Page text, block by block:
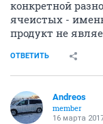
конкретной
ячеистых -
продукт не
ОТВЕТИТЬ
Andreos
member
16 марта